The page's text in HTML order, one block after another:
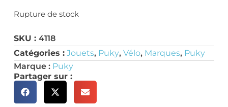
Rupture de stock
SKU : 4118
Catégories : Jouets, Puky, Vélo, Marques, Puky
Marque : Puky
Partager sur :